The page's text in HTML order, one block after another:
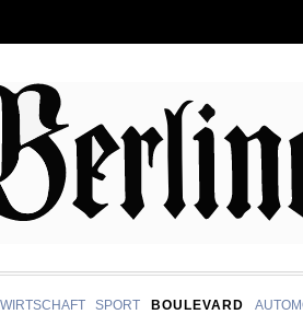
WIRTSCHAFT SPORT BOULEVARD